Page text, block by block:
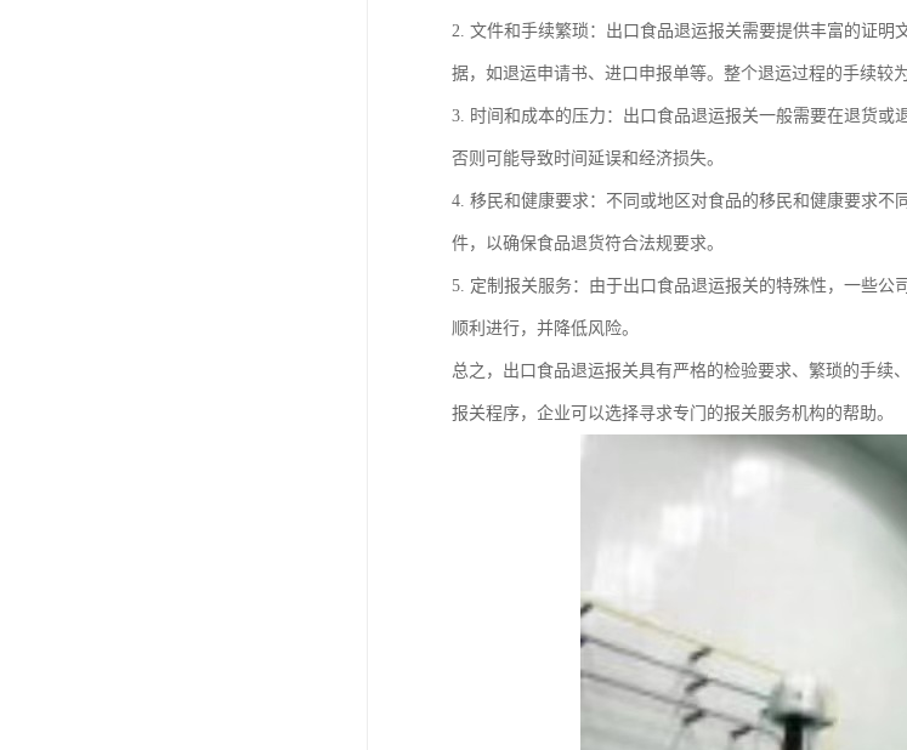
2. 文件和手续繁琐：出口食品退运报关需要提供丰富的证
据，如退运申请书、进口申报单等。整个退运过程的手续较为
3. 时间和成本的压力：出口食品退运报关一般需要在退货或
否则可能导致时间延误和经济损失。
4. 移民和健康要求：不同或地区对食品的移民和健康要求
件，以确保食品退货符合法规要求。
5. 定制报关服务：由于出口食品退运报关的特殊性，一些
顺利进行，并降低风险。
总之，出口食品退运报关具有严格的检验要求、繁琐的手
报关程序，企业可以选择寻求专门的报关服务机构的帮助。